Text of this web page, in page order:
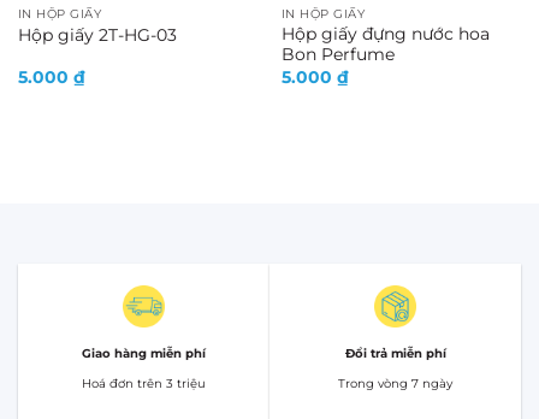
IN HỘP GIẤY
Hộp giấy 2T-HG-03
5.000 ₫
IN HỘP GIẤY
Hộp giấy đựng nước hoa
Bon Perfume
5.000 ₫
Giao hàng miễn phí
Hoá đơn trên 3 triệu
Đổi trả miễn phí
Trong vòng 7 ngày